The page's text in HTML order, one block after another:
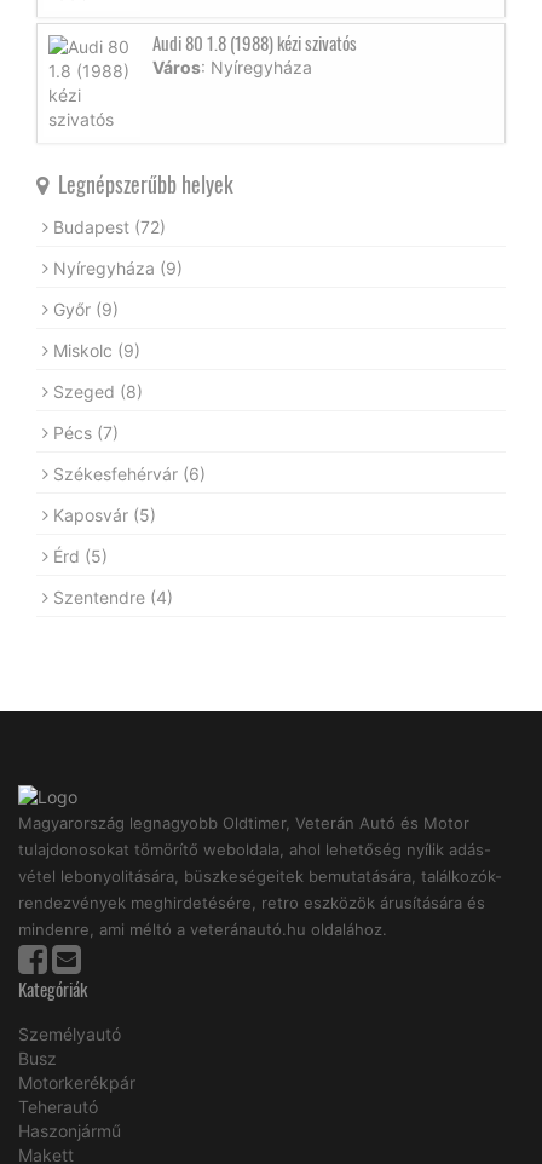
Audi 80 1.8 (1988) kézi szivatós
Város: Nyíregyháza
Legnépszerűbb helyek
Budapest (72)
Nyíregyháza (9)
Győr (9)
Miskolc (9)
Szeged (8)
Pécs (7)
Székesfehérvár (6)
Kaposvár (5)
Érd (5)
Szentendre (4)
Magyarország legnagyobb Oldtimer, Veterán Autó és Motor
tulajdonosokat tömörítő weboldala, ahol lehetőség nyílik adás-
vétel lebonyolitására, büszkeségeitek bemutatására, találkozók-
rendezvények meghirdetésére, retro eszközök árusítására és
mindenre, ami méltó a veteránautó.hu oldalához.
Kategóriák
Személyautó
Busz
Motorkerékpár
Teherautó
Haszonjármű
Makett